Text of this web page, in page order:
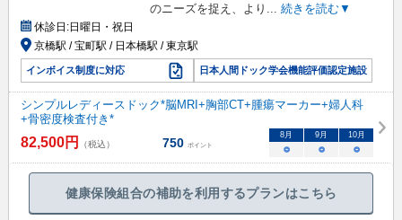
のニーズを捉え、より
続きを読む▼
休診日:日曜日・祝日
京橋駅 / 宝町駅 / 日本橋駅 / 東京駅
インボイス制度に対応 日本人間ドック学会機能評価認定施設
シンプルレディースドック*脳MRI+胸部CT+腫瘍マーカー+婦人科
+骨密度検査付き*
82,500円 （税込） 750 ポイント
8 月 9 月 10月
○ ○ ○
健康保険組合の補助を利用するプランはこちら